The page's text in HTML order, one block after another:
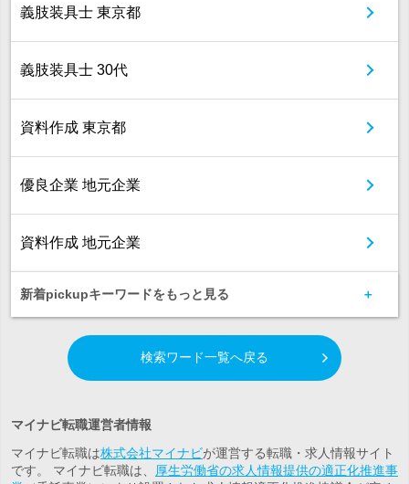
義肢装具士 東京都
義肢装具士 30代
資料作成 東京都
優良企業 地元企業
資料作成 地元企業
新着pickupキーワードをもっと見る
検索ワード一覧へ戻る
マイナビ転職運営者情報
マイナビ転職は株式会社マイナビが運営する転職・求人情報サイト
です。 マイナビ転職は、
厚生労働省の求人情報提供の適正化推進事